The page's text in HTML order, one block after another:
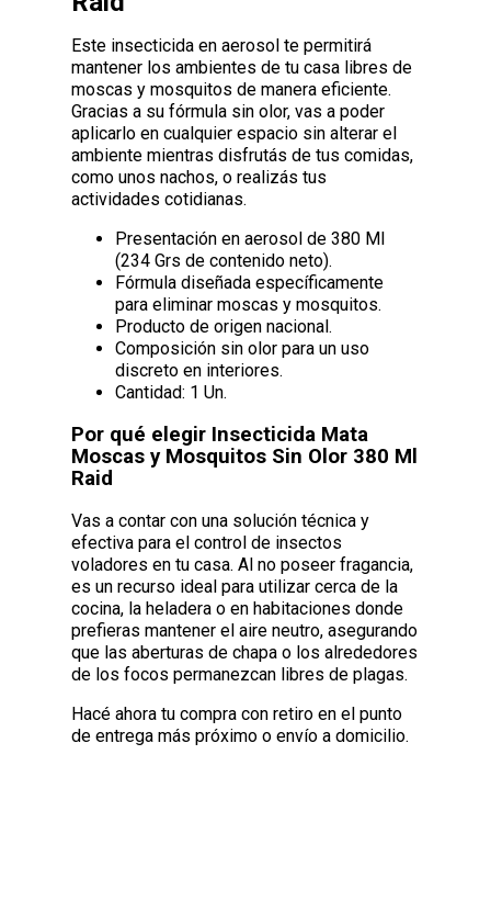
Este insecticida en aerosol te permitirá
mantener los ambientes de tu casa libres de
moscas y mosquitos de manera eficiente.
Gracias a su fórmula sin olor, vas a poder
aplicarlo en cualquier espacio sin alterar el
ambiente mientras disfrutás de tus comidas,
como unos nachos, o realizás tus
actividades cotidianas.
Presentación en aerosol de 380 Ml
(234 Grs de contenido neto).
Fórmula diseñada específicamente
para eliminar moscas y mosquitos.
Producto de origen nacional.
Composición sin olor para un uso
discreto en interiores.
Cantidad: 1 Un.
Por qué elegir Insecticida Mata
Moscas y Mosquitos Sin Olor 380 Ml
Raid
Vas a contar con una solución técnica y
efectiva para el control de insectos
voladores en tu casa. Al no poseer fragancia,
es un recurso ideal para utilizar cerca de la
cocina, la heladera o en habitaciones donde
prefieras mantener el aire neutro, asegurando
que las aberturas de chapa o los alrededores
de los focos permanezcan libres de plagas.
Hacé ahora tu compra con retiro en el punto
de entrega más próximo o envío a domicilio.